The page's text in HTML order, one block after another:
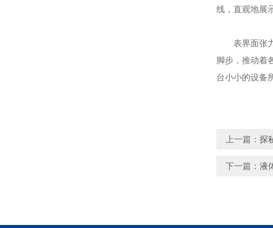
线，直观地展
表界面张力
脚步，推动着
台小小的设备
上一篇： 探
下一篇： 液